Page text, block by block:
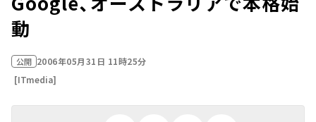
動
公開 2006年05月31日 11時25分
[ITmedia]